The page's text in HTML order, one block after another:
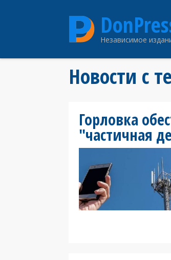
Независимое
Новости с
Горловка
"частичная